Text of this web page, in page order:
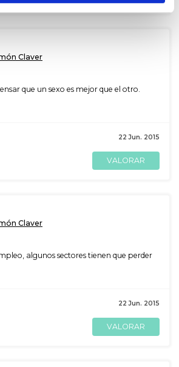
Claver
que un sexo es mejor que el otro.
22 Jun. 2015
VALORAR
Claver
algunos sectores tienen que perder
22 Jun. 2015
VALORAR